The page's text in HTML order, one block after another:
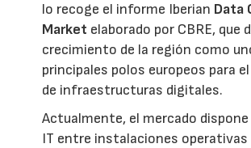
lo recoge el informe Iberian Data
Market elaborado por CBRE, que
crecimiento de la región como
principales polos europeos para
de infraestructuras digitales.
Actualmente, el mercado dispone
IT entre instalaciones operativas